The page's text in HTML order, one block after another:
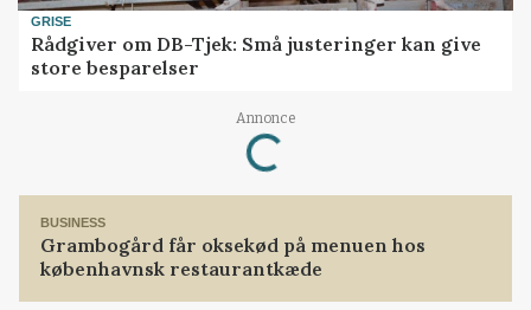
GRISE
Rådgiver om DB-Tjek: Små justeringer kan give
store besparelser
Annonce
Loading...
BUSINESS
Grambogård får oksekød på menuen hos
københavnsk restaurantkæde